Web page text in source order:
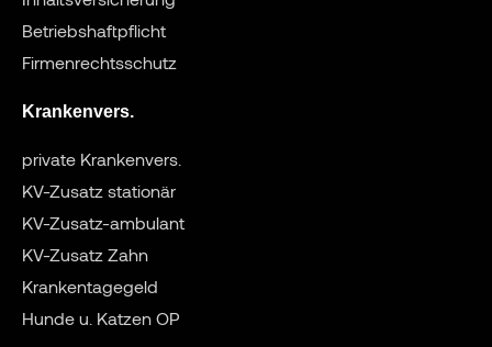
Betriebshaftpflicht
Firmenrechtsschutz
Krankenvers.
private Krankenvers.
KV-Zusatz stationär
KV-Zusatz-ambulant
KV-Zusatz Zahn
Krankentagegeld
Hunde u. Katzen OP